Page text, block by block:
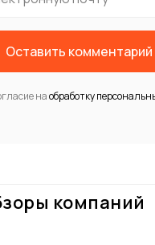
Оставить комментарий
наобработку
компаний